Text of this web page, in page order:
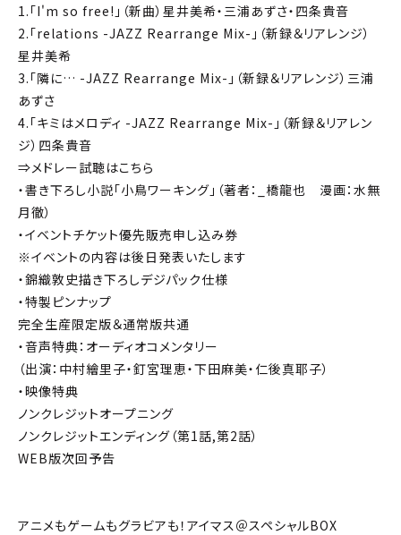
1.「I'm so free!」（新曲）星井美希・三浦あずさ・四条貴音
2.「relations -JAZZ Rearrange Mix-」（新録＆リアレンジ）
星井美希
3.「隣に… -JAZZ Rearrange Mix-」（新録＆リアレンジ）三浦
あずさ
4.「キミはメロディ -JAZZ Rearrange Mix-」（新録＆リアレン
ジ）四条貴音
⇒メドレー試聴はこちら
・書き下ろし小説「小鳥ワーキング」（著者：_橋龍也 漫画：水無
月徹）
・イベントチケット優先販売申し込み券
※イベントの内容は後日発表いたします
・錦織敦史描き下ろしデジパック仕様
・特製ピンナップ
完全生産限定版＆通常版共通
・音声特典：オーディオコメンタリー
（出演：中村繪里子・釘宮理恵・下田麻美・仁後真耶子）
・映像特典
ノンクレジットオープニング
ノンクレジットエンディング（第1話,第2話）
WEB版次回予告
アニメもゲームもグラビアも！アイマス＠スペシャルBOX